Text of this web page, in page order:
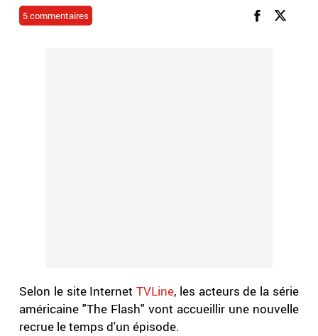
5 commentaires
Selon le site InternetTVLine, les acteurs de la série
américaine "The Flash" vont accueillir une nouvelle
recrue le temps d'un épisode.